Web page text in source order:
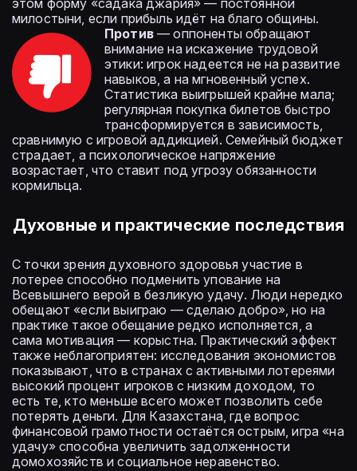
этом форму «садака джария» — постоянной
милостыни, если прибыль идёт на благо общины.
Против— оппоненты обращают
внимание на искажение трудовой
этики: игрок надеется не на развитие
навыков, а на мгновенный успех.
Статистика выигрышей крайне мала;
регулярная покупка билетов быстро
трансформируется в зависимость,
сравнимую с игровой аддикцией. Семейный бюджет
страдает, а психологическое напряжение
возрастает, что ставит под угрозу обязанности
кормильца.
Духовные и практические последствия
С точки зрения духовного здоровья участие в
лотерее способно подменить упование на
Всевышнего верой в безликую удачу. Люди нередко
обещают «если выиграю — сделаю добро», но на
практике такое обещание редко исполняется, а
сама мотивация — корыстна. Практический эффект
также неблагоприятен: исследования экономистов
показывают, что в странах с активными лотереями
высокий процент игроков с низким доходом, то
есть те, кто меньше всего может позволить себе
потерять деньги. Для Казахстана, где вопрос
финансовой грамотности остаётся острым, игра «на
удачу» способна увеличить задолженности
домохозяйств и социальное неравенство.